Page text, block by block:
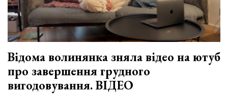
XIX
Спартакіада
VolWe...
29 Липня 2026
576 переглядів
Персона
Лайф
Відома волинянка зняла відео на ютуб
про завершення грудного
вигодовування. ВІДЕО